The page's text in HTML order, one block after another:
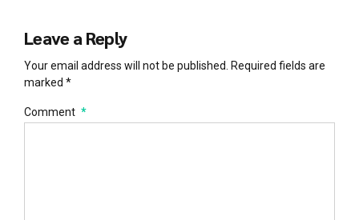
Leave a Reply
Your email address will not be published. Required fields are
marked *
Comment *